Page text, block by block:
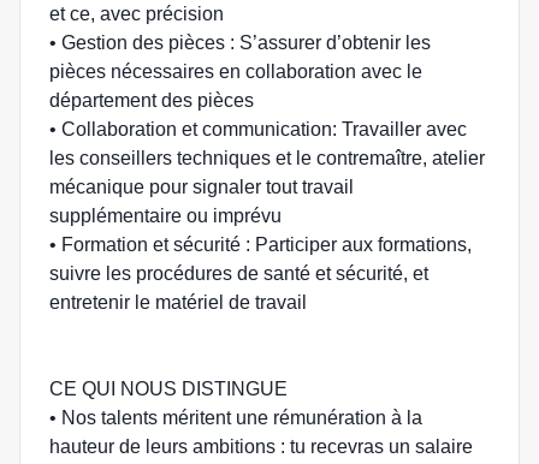
et ce, avec précision
• Gestion des pièces : S’assurer d’obtenir les
pièces nécessaires en collaboration avec le
département des pièces
• Collaboration et communication: Travailler avec
les conseillers techniques et le contremaître, atelier
mécanique pour signaler tout travail
supplémentaire ou imprévu
• Formation et sécurité : Participer aux formations,
suivre les procédures de santé et sécurité, et
entretenir le matériel de travail
CE QUI NOUS DISTINGUE
• Nos talents méritent une rémunération à la
hauteur de leurs ambitions : tu recevras un salaire